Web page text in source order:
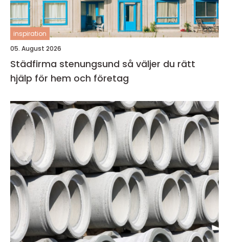
inspiration
05. August 2026
Städfirma stenungsund så väljer du rätt
hjälp för hem och företag